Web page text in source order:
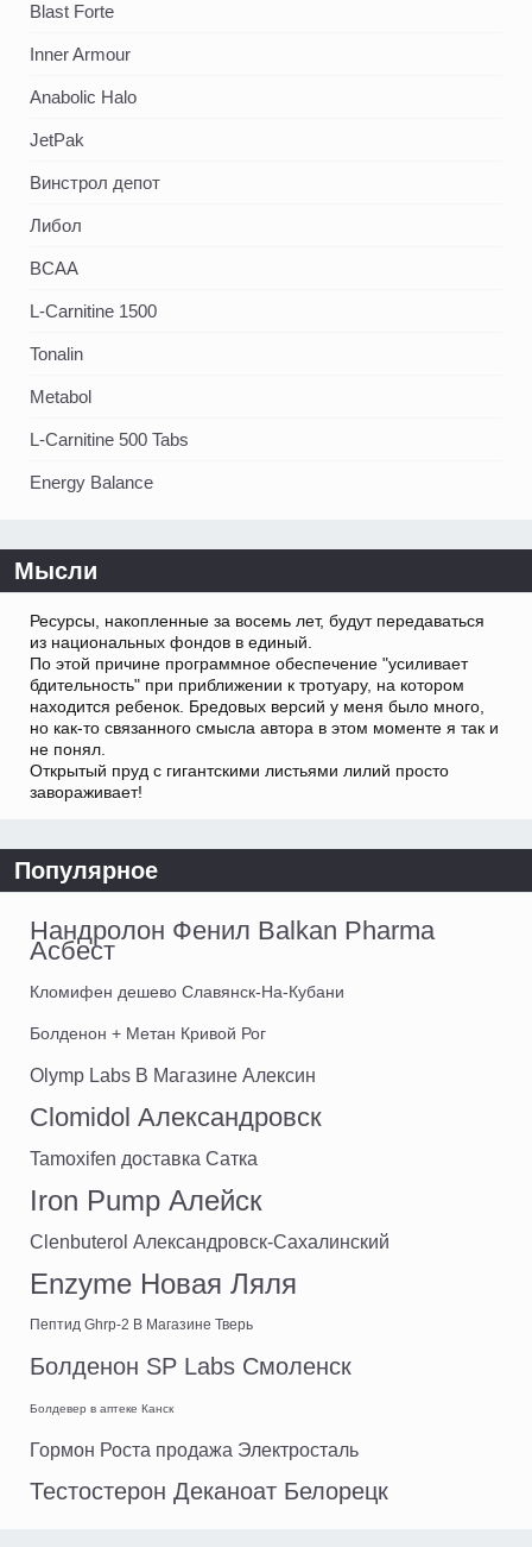
Blast Forte
Inner Armour
Anabolic Halo
JetPak
Винстрол депот
Либол
BCAA
L-Carnitine 1500
Tonalin
Metabol
L-Carnitine 500 Tabs
Energy Balance
Мысли
Ресурсы, накопленные за восемь лет, будут передаваться
из национальных фондов в единый.
По этой причине программное обеспечение "усиливает
бдительность" при приближении к тротуару, на котором
находится ребенок. Бредовых версий у меня было много,
но как-то связанного смысла автора в этом моменте я так и
не понял.
Открытый пруд с гигантскими листьями лилий просто
завораживает!
Популярное
Нандролон Фенил Balkan Pharma
Асбест
Кломифен дешево Славянск-На-Кубани
Болденон + Метан Кривой Рог
Olymp Labs В Магазине Алексин
Clomidol Александровск
Tamoxifen доставка Сатка
Iron Pump Алейск
Clenbuterol Александровск-Сахалинский
Enzyme Новая Ляля
Пептид Ghrp-2 В Магазине Тверь
Болденон SP Labs Смоленск
Болдевер в аптеке Канск
Гормон Роста продажа Электросталь
Тестостерон Деканоат Белорецк